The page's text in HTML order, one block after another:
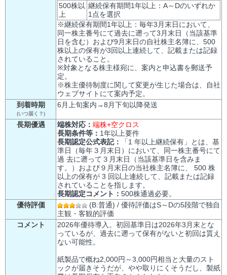
500株以
上
継続保有期間1年以上：A～Dのいずれか
1点を選択
※継続保有期間1年以上：毎年3月末日において、
同一株主番号にて過去に遡って3月末日（当該基準
日を含む）および9月末日の自社株主名簿に、500
株以上の保有が3回以上連続して、記載または記録
されていること。
※対象となる株主様宛に、案内と申込書を郵送予
定。
※株主優待制度に関して変更が生じた場合は、自社
ウェブサイトにて案内予定。
到着時期
(いつ届く？)
6月上旬案内→8月下旬以降発送
長期優遇 端株対応： 端株+空クロス
長期条件等： 1年以上要件
長期認定公式表記：
「1 年以上継続保有」とは、基
準日（毎年３月末日）において、同一株主番号にて
過 去に遡って３月末日（当該基準日を含みま
す。）および９月末日の当社株主名簿に、 500 株
以上の保有が 3 回以上連続して、記載または記録
されていることを指します。
長期認定コメント： 500株通過必要。
優待評価
(B:普通) / 優待評価はS～Dの5段階で独自
主観・客観的評価
コメント
2026年優待導入。初回基準日は2026年3月末とな
っているが、過去に遡って保有がないと初回は貰え
ない可能性。
紙製品で概ね2,000円～3,000円相当と大量のスト
ックが届きそうだが、やや取りにくそうだし、製紙